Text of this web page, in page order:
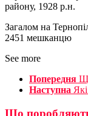
району, 1928 р.н.
Загалом на
2451 мешканцю
See more
Попередня
Наступна
Що поробляють